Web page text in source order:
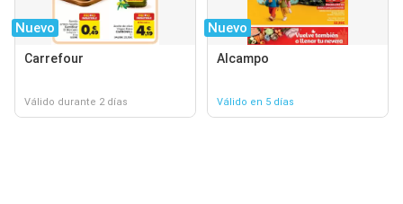
Nuevo
Carrefour
Válido durante 2 días
Nuevo
Alcampo
Válido en 5 días